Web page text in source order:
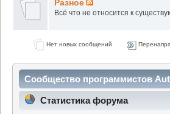
Разное
Всё что не относится к
Нет новых сообщений
Сообщество программистов
Статистика форума